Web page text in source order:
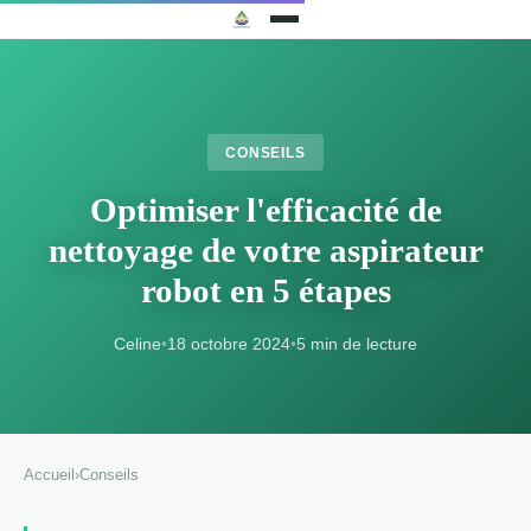
CONSEILS
Optimiser l'efficacité de
nettoyage de votre aspirateur
robot en 5 étapes
Celine•18 octobre 2024•5 min de lecture
Accueil ›Conseils